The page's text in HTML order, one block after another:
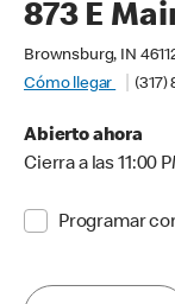
873 E
Brownsburg, IN
Cómo llegar
(317)
Abierto ahora
Cierra a las 11:00
Programar